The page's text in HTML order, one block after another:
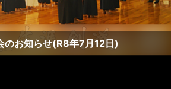
のお知らせ(R8年7月12日)